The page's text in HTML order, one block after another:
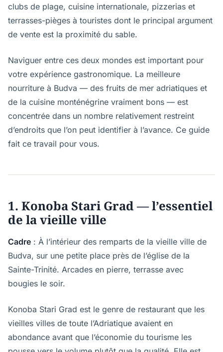
clubs de plage, cuisine internationale, pizzerias et
terrasses-pièges à touristes dont le principal argument
de vente est la proximité du sable.
Naviguer entre ces deux mondes est important pour
votre expérience gastronomique. La meilleure
nourriture à Budva — des fruits de mer adriatiques et
de la cuisine monténégrine vraiment bons — est
concentrée dans un nombre relativement restreint
d’endroits que l’on peut identifier à l’avance. Ce guide
fait ce travail pour vous.
1. Konoba Stari Grad — l’essentiel
de la vieille ville
Cadre : À l’intérieur des remparts de la vieille ville de
Budva, sur une petite place près de l’église de la
Sainte-Trinité. Arcades en pierre, terrasse avec
bougies le soir.
Konoba Stari Grad est le genre de restaurant que les
vieilles villes de toute l’Adriatique avaient en
abondance avant que l’économie du tourisme les